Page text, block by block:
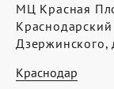
МЦ Красная
Краснодар